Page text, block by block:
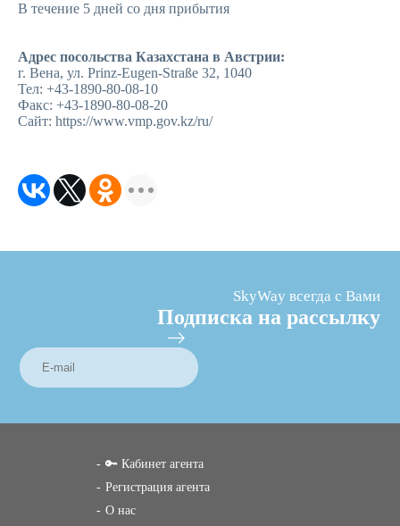
В течение 5 дней со дня прибытия
Адрес посольства Казахстана в Австрии:
г. Вена, ул. Prinz-Eugen-Straße 32, 1040
Тел: +43-1890-80-08-10
Факс: +43-1890-80-08-20
Сайт: https://www.vmp.gov.kz/ru/
SkyWay всегда с Вами
Подписка на рассылку
🔑 Кабинет агента
Регистрация агента
О нас